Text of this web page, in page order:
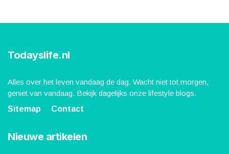
Todayslife.nl
Alles over het leven vandaag de dag. Wacht niet tot morgen,
geniet van vandaag. Bekijk dagelijks onze lifestyle blogs.
Sitemap
Contact
Nieuwe artikelen